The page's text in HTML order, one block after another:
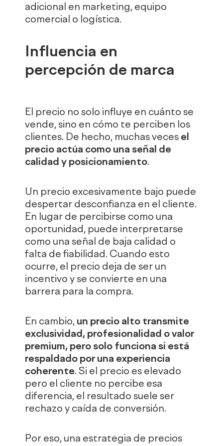
adicional en marketing, equipo
comercial o logística.
Influencia en
percepción de marca
El precio no solo influye en cuánto se
vende, sino en cómo te perciben los
clientes. De hecho, muchas veces el
precio actúa como una señal de
calidad y posicionamiento.
Un precio excesivamente bajo puede
despertar desconfianza en el cliente.
En lugar de percibirse como una
oportunidad, puede interpretarse
como una señal de baja calidad o
falta de fiabilidad. Cuando esto
ocurre, el precio deja de ser un
incentivo y se convierte en una
barrera para la compra.
En cambio, un precio alto transmite
exclusividad, profesionalidad o valor
premium, pero solo funciona si está
respaldado por una experiencia
coherente. Si el precio es elevado
pero el cliente no percibe esa
diferencia, el resultado suele ser
rechazo y caída de conversión.
Por eso, una estrategia de precios